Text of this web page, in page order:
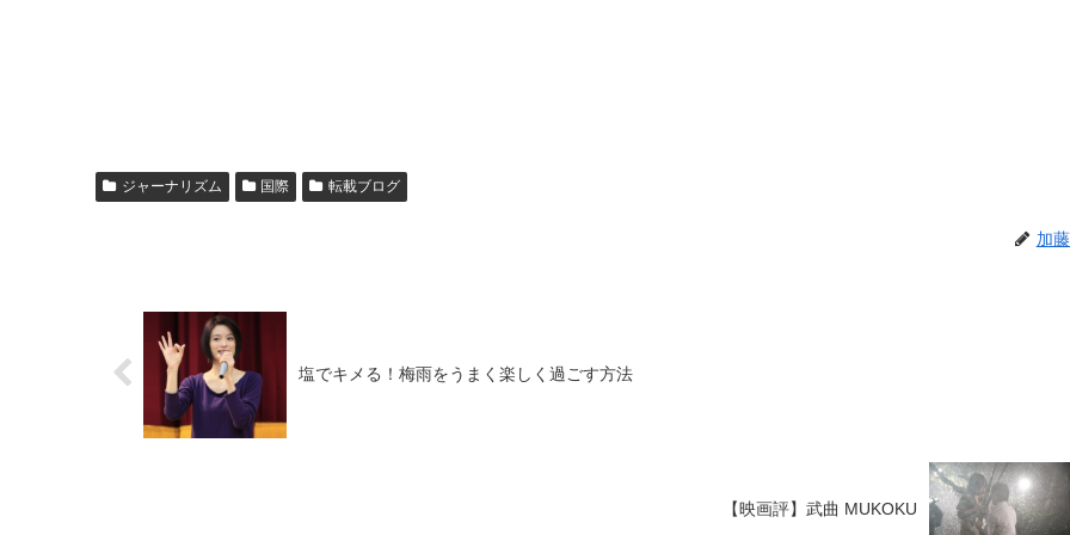
ジャーナリズム 国際 転載ブログ
加
塩でキメる！梅雨をうまく楽しく過ごす方法
【映画評】武曲 MUKOKU